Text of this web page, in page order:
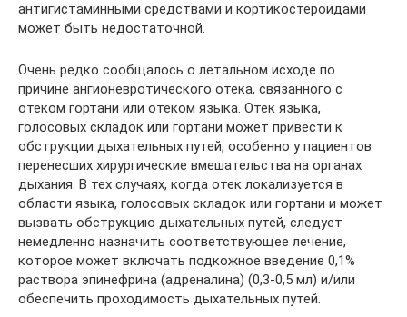
антигистаминными средствами и кортикостероидами
может быть недостаточной.
Очень редко сообщалось о летальном исходе по
причине ангионевротического отека, связанного с
отеком гортани или отеком языка. Отек языка,
голосовых складок или гортани может привести к
обструкции дыхательных путей, особенно у пациентов
перенесших хирургические вмешательства на органах
дыхания. В тех случаях, когда отек локализуется в
области языка, голосовых складок или гортани и может
вызвать обструкцию дыхательных путей, следует
немедленно назначить соответствующее лечение,
которое может включать подкожное введение 0,1%
раствора эпинефрина (адреналина) (0,3-0,5 мл) и/или
обеспечить проходимость дыхательных путей.